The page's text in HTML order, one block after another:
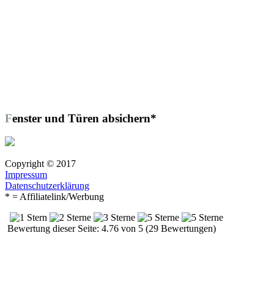
Fenster und Türen absichern*
Copyright © 2017
Impressum
Datenschutzerklärung
* = Affiliatelink/Werbung
Bewertung dieser Seite: 4.76 von 5 (29 Bewertungen)